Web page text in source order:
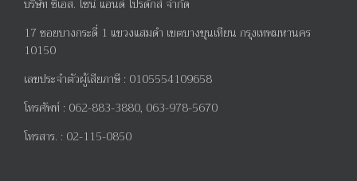
บริษัท ซีเอส. ไซน์ แอนด์ โปรดักส์ จำกัด
17ซอยบางกระดี่ 1 แขวงแสมดำ เขตบางขุนเทียน กรุงเทพมหานคร
10150
เลขประจำตัวผู้เสียภาษี : 0105554109658
โทรศัพท์ : 062-883-3880, 063-978-5670
โทรสาร. : 02-115-0850